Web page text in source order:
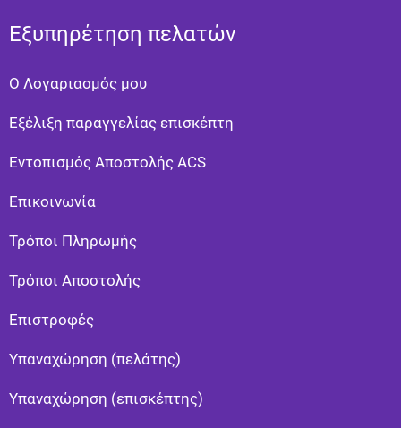
Εξυπηρέτηση πελατών
Ο Λογαριασμός μου
Εξέλιξη παραγγελίας επισκέπτη
Εντοπισμός Αποστολής ACS
Επικοινωνία
Τρόποι Πληρωμής
Τρόποι Αποστολής
Eπιστροφές
Υπαναχώρηση (πελάτης)
Υπαναχώρηση (επισκέπτης)